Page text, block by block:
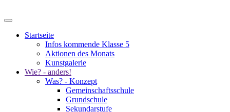
Startseite
Infos kommende Klasse 5
Aktionen des Monats
Kunstgalerie
Wie? - anders!
Was? - Konzept
Gemeinschaftsschule
Grundschule
Sekundarstufe